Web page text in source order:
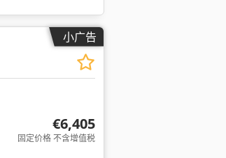
小广告
€6,405
固定价格 不含增值税